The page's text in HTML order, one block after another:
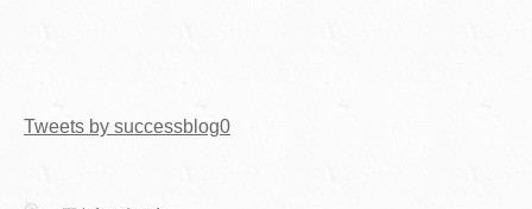
Tweets by successblog0